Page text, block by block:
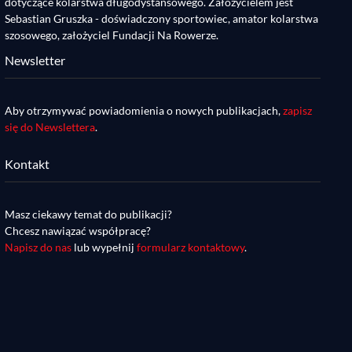
Sebastian Gruszka - doświadczony sportowiec, amator kolarstwa
szosowego, założyciel Fundacji Na Rowerze.
Newsletter
Aby otrzymywać powiadomienia o nowych publikacjach,zapisz
się do Newslettera.
Kontakt
Masz ciekawy temat do publikacji?
Chcesz nawiązać współpracę?
Napisz do nas lub wypełnijformularz kontaktowy.